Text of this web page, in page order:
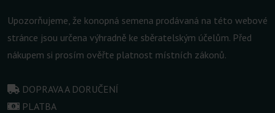
Upozorňujeme, že konopná semena prodávaná na této webové
stránce jsou určena výhradně ke sběratelským účelům. Před
nákupem si prosím ověřte platnost místních zákonů.
DOPRAVA A DORUČENÍ
PLATBA